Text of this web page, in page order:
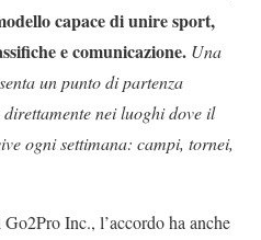
capace di unire sport,
e comunicazione. Una
un punto di partenza
nei luoghi dove il
ogni settimana: campi, tornei,
Inc., l’accordo ha anche